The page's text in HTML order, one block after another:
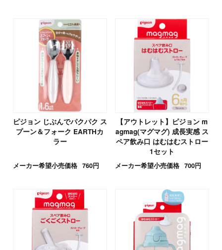
ピジョン じぶんでパクパク ス
プーン＆フォーク EARTHカ
ラー
メーカー希望小売価格 760円
【アウトレット】ピジョン m
agmag(マグマグ) 成長実感 ス
ペア飲み口 はむはむストロー
1セット
メーカー希望小売価格 700円